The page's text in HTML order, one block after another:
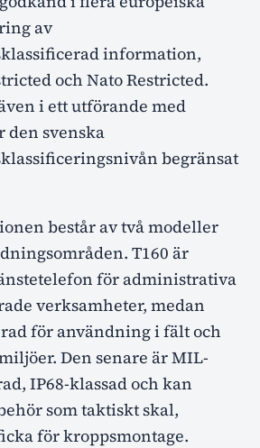
av
information,
och Nato Restricted.
i ett utförande med
den svenska
begränsat
består av två modeller
T160 är
för administrativa
verksamheter, medan
för användning i fält och
Den senare är MIL-
IP68-klassad och kan
som taktiskt skal,
för kroppsmontage.